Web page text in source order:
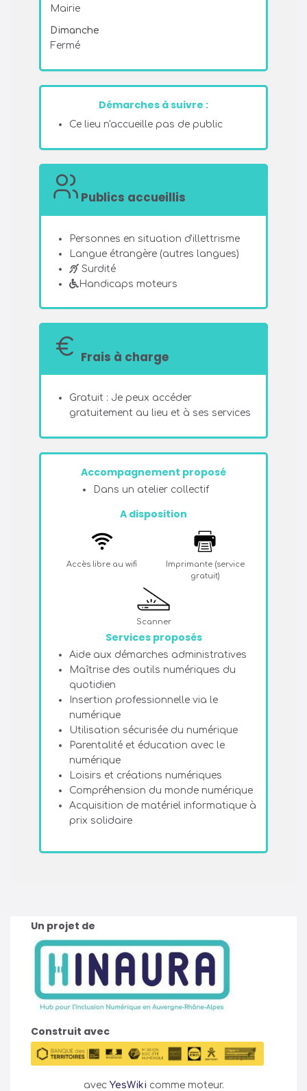
Mairie
Dimanche
Fermé
Démarches à suivre :
Ce lieu n'accueille pas de public
Publics accueillis
Personnes en situation d'illettrisme
Langue étrangère (autres langues)
Surdité
Handicaps moteurs
Frais à charge
Gratuit : Je peux accéder
gratuitement au lieu et à ses services
Accompagnement proposé
Dans un atelier collectif
A disposition
Accès libre au wifi
Imprimante (service
gratuit)
Scanner
Services proposés
Aide aux démarches administratives
Maîtrise des outils numériques du
quotidien
Insertion professionnelle via le
numérique
Utilisation sécurisée du numérique
Parentalité et éducation avec le
numérique
Loisirs et créations numériques
Compréhension du monde numérique
Acquisition de matériel informatique à
prix solidaire
Un projet de
Construit avec
avec YesWiki comme moteur.